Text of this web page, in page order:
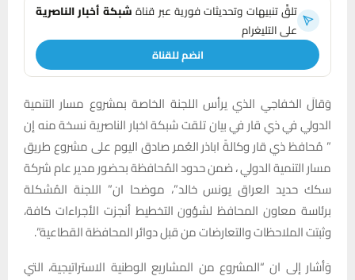
تلقَّ تنبيهات وتحديثات فورية عبر قناةشبكة أخبار الناصرية
على التليغرام
انضم للقناة
وَقالَ الخفاجي الذي يرأس اللجنة الخاصة بمشروع مسار التنمية
الدولي في ذي قار في بيان تلقت شبكة اخبار الناصرية نسخة منه إن
” مُحافظ ذي قار وكالةً اباذر العُمر صادق اليوم على مشروع طريق
مسار التنمية الدولي ، ضمن حدود المُحافظة بحضور مدير عام شركة
سكك حديد العراق يونس خالد”، موضحا ان” اللجنة المُشكلة
برئاسة معاون المحافظ لشؤون التخطيط أنجزت الأجراءات كافة،
وثبتت الملاحظات والتعارضات من قبل دوائر المحافظة القطاعية”.
وَأشار إلى ان “المشروع من المشاريع الوطنية الاستراتيجية، التي